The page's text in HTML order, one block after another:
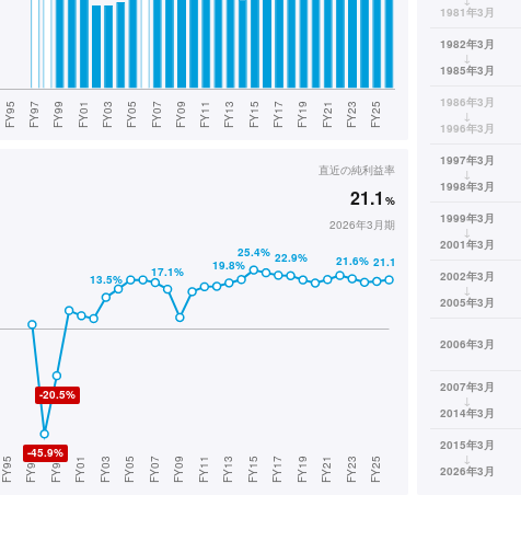
直近の純利益率
21.1 %
2026年3月期
1981年3月
1982年3月
↓
1985年3月
1986年3月
↓
1996年3月
1997年3月
↓
1998年3月
1999年3月
↓
2001年3月
2002年3月
↓
2005年3月
2006年3月
2007年3月
↓
2014年3月
2015年3月
↓
2026年3月